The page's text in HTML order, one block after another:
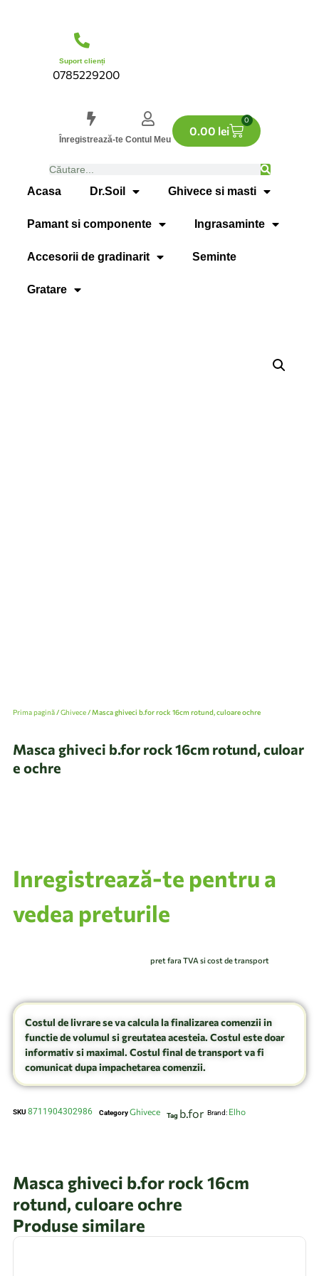
Suport clienți
0785229200
Înregistrează-te Contul Meu
0.00 lei
0
Acasa Dr.Soil Ghivece si masti
Pamant si componente Ingrasaminte
Accesorii de gradinarit Seminte
Gratare
Prima pagină/Ghivece/ Masca ghiveci b.for rock 16cm rotund, culoare ochre
Masca ghiveci b.for rock 16cm rotund, culoar
e ochre
Inregistrează-te pentru a
vedea preturile
pret fara TVA si cost de transport
Costul de livrare se va calcula la finalizarea comenzii in
functie de volumul si greutatea acesteia. Costul este doar
informativ si maximal. Costul final de transport va fi
comunicat dupa impachetarea comenzii.
SKU 8711904302986 CategoryGhivece Tag b.for Brand: Elho
Masca ghiveci b.for rock 16cm
rotund, culoare ochre
Produse similare